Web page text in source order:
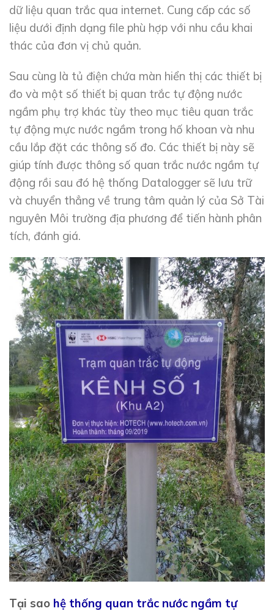
dữ liệu quan trắc qua internet. Cung cấp các số
liệu dưới định dạng file phù hợp với nhu cầu khai
thác của đơn vị chủ quản.
Sau cùng là tủ điện chứa màn hiển thị các thiết bị
đo và một số thiết bị quan trắc tự động nước
ngầm phụ trợ khác tùy theo mục tiêu quan trắc
tự động mực nước ngầm trong hố khoan và nhu
cầu lắp đặt các thông số đo. Các thiết bị này sẽ
giúp tính được thông số quan trắc nước ngầm tự
động rồi sau đó hệ thống Datalogger sẽ lưu trữ
và chuyển thẳng về trung tâm quản lý của Sở Tài
nguyên Môi trường địa phương để tiến hành phân
tích, đánh giá.
Tại sao hệ thống quan trắc nước ngầm tự